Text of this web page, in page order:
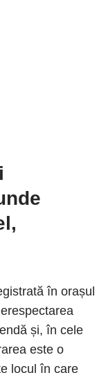
în orașul
și, în cele
este o
locul în care